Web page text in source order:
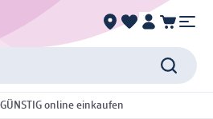
online einkaufen